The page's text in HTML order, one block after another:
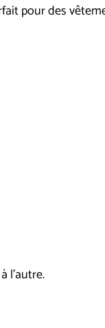
pour des
l'autre.